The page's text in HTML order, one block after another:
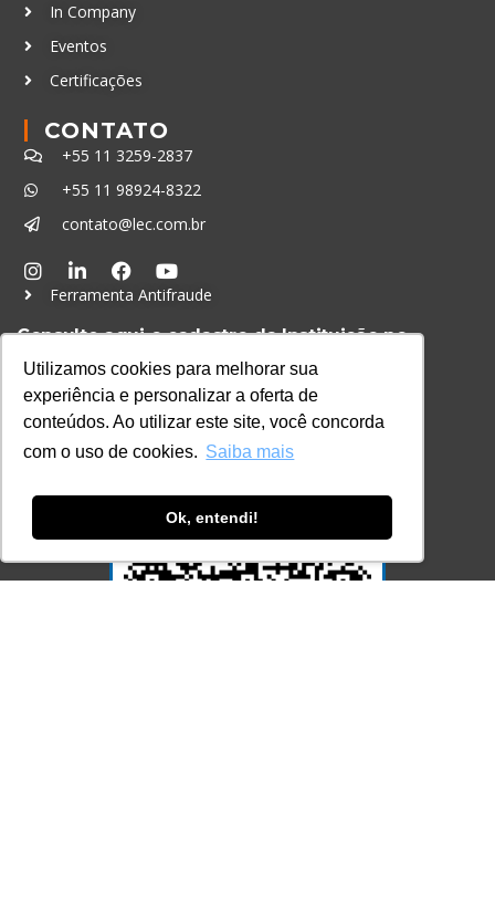
Utilizamos cookies para melhorar sua
experiência e personalizar a oferta de
conteúdos. Ao utilizar este site, você concorda
com o uso de cookies. Saiba mais
Ok, entendi!
In Company
Eventos
Certificações
CONTATO
+55 11 3259-2837
+55 11 98924-8322
contato@lec.com.br
Ferramenta Antifraude
Consulte aqui o cadastro da Instituição no